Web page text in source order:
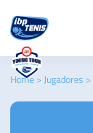
Home> Jugadores >